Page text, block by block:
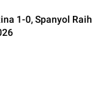
1-0, Spanyol Raih